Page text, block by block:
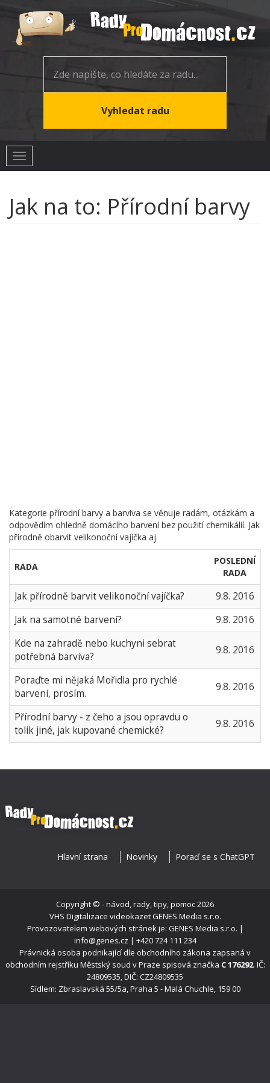
Toggle
navigation
Jak na to: Přírodní barvy
Kategorie přírodní barvy a barviva se věnuje radám, otázkám a
odpovědím ohledně domácího barvení bez použití chemikálií. Jak
přírodně obarvit velikonoční vajíčka aj.
RADA
POSLEDNÍ
RADA
Jak přírodně barvit velikonoční vajíčka?
9.8. 2016
Jak na samotné barvení?
9.8. 2016
Kde na zahradě nebo kuchyni sebrat
potřebná barviva?
9.8. 2016
Poraďte mi nějaká Mořidla pro rychlé
barvení, prosím.
9.8. 2016
Přírodní barvy - z čeho a jsou opravdu o
tolik jiné, jak kupované chemické?
9.8. 2016
Hlavní strana Novinky Poraď se s ChatGPT
Copyright © - návod, rady, tipy, pomoc2026
VHS Digitalizace videokazetGENES Media s.r.o.
Provozovatelem webových stránek je: GENES Media s.r.o. |
info@genes.cz | +420 724 111 234
Právnická osoba podnikající dle obchodního zákona zapsaná v
obchodním rejstříku Městský soud v Praze spisová značka C 176292. IČ:
24809535, DIČ: CZ24809535
Sídlem: Zbraslavská 55/5a, Praha 5 - Malá Chuchle, 159 00